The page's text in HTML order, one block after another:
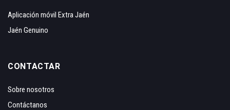
Aplicación móvil Extra Jaén
Jaén Genuino
CONTACTAR
Sobre nosotros
Contáctanos